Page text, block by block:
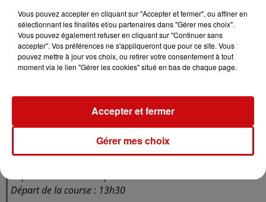
On devrait voir les grimpeurs les plus acharnés se
distinguer dans cette épreuve !
LE TRACÉ ET LE PROFIL DE L'ÉTAPE DU JOUR
HORAIRES DE L'ÉTAPE
place Pierre RENET à Vesoul
Départ de la course : 13h30
Vous pouvez accepter en cliquant sur "Accepter et fermer", ou affiner en
sélectionnant les finalités et/ou partenaires dans "Gérer mes choix".
Vous pouvez également refuser en cliquant sur "Continuer sans
accepter". Vos préférences ne s'appliqueront que pour ce site. Vous
pouvez mettre à jour vos choix, ou retirer votre consentement à tout
moment via le lien "Gérer les cookies" situé en bas de chaque page.
Gérer mes choix
Accepter et fermer